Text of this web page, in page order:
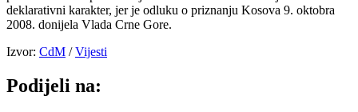
deklarativni karakter, jer je odluku o priznanju Kosova 9. oktobra
2008. donijela Vlada Crne Gore.
Izvor: CdM /Vijesti
Podijeli na: